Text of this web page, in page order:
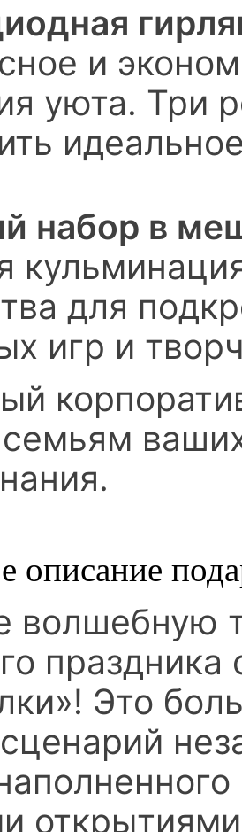
и
уюта. Три
набор в
для
игр и
описание
волшебную
Это